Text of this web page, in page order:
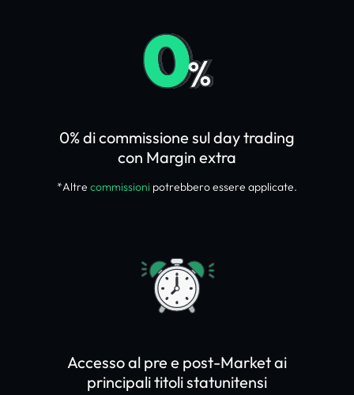
*Altre commissioni potrebbero essere applicate.
0% di commissione sul day trading
con Margin extra
Accesso al pre e post-Market ai
principali titoli statunitensi